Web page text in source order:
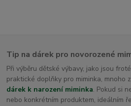
Tip na dárek pro novorozené
Při výběru dětské výbavy, jako jsou
praktické doplňky pro miminka, mnoho
dárek k narození miminka. Pokud si
nebo konkrétním produktem, ideálním